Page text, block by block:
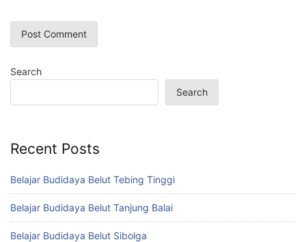
Search
Search
Recent Posts
Belajar Budidaya Belut Tebing Tinggi
Belajar Budidaya Belut Tanjung Balai
Belajar Budidaya Belut Sibolga